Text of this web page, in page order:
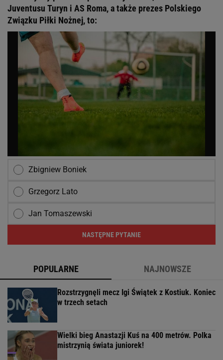
Juventusu Turyn i AS Roma, a także prezes Polskiego
Związku Piłki Nożnej, to:
Zbigniew Boniek
Grzegorz Lato
Jan Tomaszewski
NASTĘPNE PYTANIE
POPULARNE NAJNOWSZE
Rozstrzygnęli mecz Igi Świątek z Kostiuk. Koniec
w trzech setach
Wielki bieg Anastazji Kuś na 400 metrów. Polka
mistrzynią świata juniorek!